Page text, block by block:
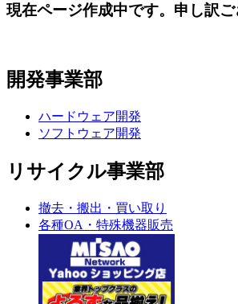
現在ページ作成中です。申し訳
開発事業部
ハードウェア開発
ソフトウェア開発
リサイクル事業部
撤去・搬出・買い取り
各種OA・特殊機器販売